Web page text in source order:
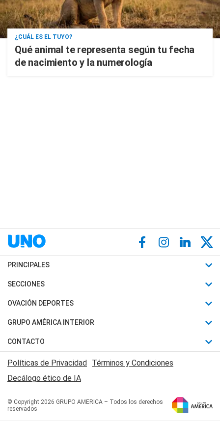
¿CUÁL ES EL TUYO?
Qué animal te representa según tu fecha
de nacimiento y la numerología
PRINCIPALES
Últimas Noticias
Política
Judiciales
Economia
SECCIONES
Horóscopo
Motores
Trucos caseros
Series y Películas
Edictos y Solicitadas
OVACIÓN DEPORTES
Fútbol
Mundial
Automovilismo
Rugby
Básquet
GRUPO AMÉRICA INTERIOR
Canal 7 en Vivo
San Juan 8
CONTACTO
Acerca de Nosotros
Contactanos
Políticas de Privacidad Términos y Condiciones
Decálogo ético de IA
© Copyright 2026 GRUPO AMERICA – Todos los derechos
reservados